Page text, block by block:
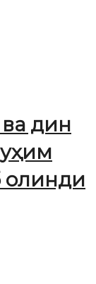
дин
олинди